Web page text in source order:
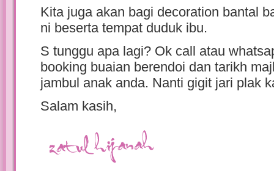
Kita juga akan bagi decoration bantal
ni beserta tempat duduk ibu.
S tunggu apa lagi? Ok call atau
booking buaian berendoi dan tarikh
jambul anak anda. Nanti gigit jari plak
Salam kasih,